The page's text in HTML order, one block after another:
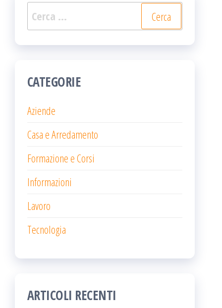
Ricerca
per:
CATEGORIE
Aziende
Casa e Arredamento
Formazione e Corsi
Informazioni
Lavoro
Tecnologia
ARTICOLI RECENTI